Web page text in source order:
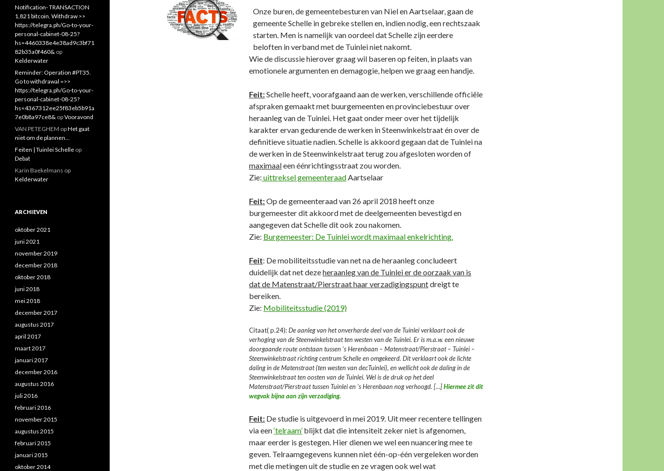
Onze buren, de gemeentebesturen van Niel en Aartselaar, gaan de
gemeente Schelle in gebreke stellen en, indien nodig, een rechtszaak
starten. Men is namelijk van oordeel dat Schelle zijn eerdere
beloften in verband met de Tuinlei niet nakomt.
Wie de discussie hierover graag wil baseren op feiten, in plaats van
emotionele argumenten en demagogie, helpen we graag een handje.
Feit:Schelle heeft, voorafgaand aan de werken, verschillende officiële
afspraken gemaakt met buurgemeenten en provinciebestuur over
heraanleg van de Tuinlei. Het gaat onder meer over het tijdelijk
karakter ervan gedurende de werken in Steenwinkelstraat én over de
definitieve situatie nadien. Schelle is akkoord gegaan dat de Tuinlei na
de werken in de Steenwinkelstraat terug zou afgesloten worden of
maximaaleen éénrichtingsstraat zou worden.
Zie: uittreksel gemeenteraadAartselaar
Feit:Op de gemeenteraad van 26 april 2018 heeft onze
burgemeester dit akkoord met de deelgemeenten bevestigd en
aangegeven dat Schelle dit ook zou nakomen.
Zie: Burgemeester: De Tuinlei wordt maximaal enkelrichting.
Feit: De mobiliteitsstudie van net na de heraanleg concludeert
duidelijk dat net dezeheraanleg van de Tuinlei er de oorzaak van is
dat de Matenstraat/Pierstraat haar verzadigingspuntdreigt te
bereiken.
Zie: Mobiliteitsstudie (2019)
Citaat( p.24):De aanleg van het onverharde deel van de Tuinlei verklaart ook de
verhoging van de Steenwinkelstraat ten westen van de Tuinlei. Er is m.a.w. een nieuwe
doorgaande route ontstaan tussen ’s Herenbaan – Matenstraat/Pierstraat – Tuinlei –
Steenwinkelstraat richting centrum Schelle en omgekeerd. Dit verklaart ook de lichte
daling in de Matenstraat (ten westen van decTuinlei), en wellicht ook de daling in de
Steenwinkelstraat ten oosten van de Tuinlei. Wel is de druk op het deel
Matenstraat/Pierstraat tussen Tuinlei en ’s Herenbaan nog verhoogd. […]Hiermee zit dit
wegvak bijna aan zijn verzadiging.
Feit: De studie is uitgevoerd in mei 2019. Uit meer recentere tellingen
via een‘telraam’ blijkt dat die intensiteit zeker niet is afgenomen,
maar eerder is gestegen. Hier dienen we wel een nuancering mee te
geven. Telraamgegevens kunnen niet één-op-één vergeleken worden
met die metingen uit de studie en ze vragen ook wel wat
Notification- TRANSACTION
1,821 bitcoin. Withdraw >>
https://telegra.ph/Go-to-your-
personal-cabinet-08-25?
hs=4460338e4e38ad9c3bf71
82b35a0f460& op
Kelderwater
Reminder: Operation #PT35.
Go to withdrawal =>>
https://telegra.ph/Go-to-your-
personal-cabinet-08-25?
hs=4367312ee25f83eb5b91a
7e0b8a97ce8& opVooravond
VAN PETEGHEM opHet gaat
niet om de plannen…
Feiten | Tuinlei Schelle op
Debat
Karin Baekelmans op
Kelderwater
ARCHIEVEN
oktober 2021
juni 2021
november 2019
december 2018
oktober 2018
juni 2018
mei 2018
december 2017
augustus 2017
april 2017
maart 2017
januari 2017
december 2016
augustus 2016
juli 2016
februari 2016
november 2015
augustus 2015
februari 2015
januari 2015
oktober 2014